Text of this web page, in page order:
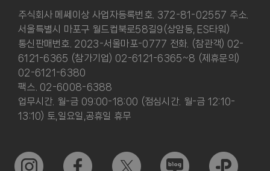
주식회사 메쎄이상 사업자등록번호. 372-81-02557 주소.
서울특별시 마포구 월드컵북로58길9(상암동, ES타워)
통신판매번호. 2023-서울마포-0777 전화. (참관객) 02-
6121-6365 (참가기업) 02-6121-6365~8 (제휴문의)
02-6121-6380
팩스. 02-6008-6388
업무시간. 월-금 09:00-18:00 (점심시간. 월-금 12:10-
13:10) 토,일요일,공휴일 휴무